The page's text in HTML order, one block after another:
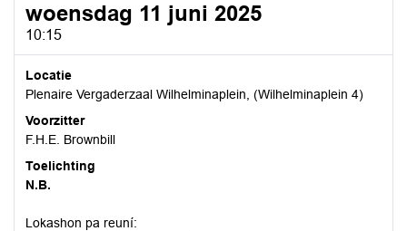
woensdag 11 juni 2025
10:15
Locatie
Plenaire Vergaderzaal Wilhelminaplein, (Wilhelminaplein 4)
Voorzitter
F.H.E. Brownbill
Toelichting
N.B.
Lokashon pa reuní: